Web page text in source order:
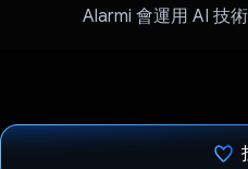
Alarmi 會運用 AI 技